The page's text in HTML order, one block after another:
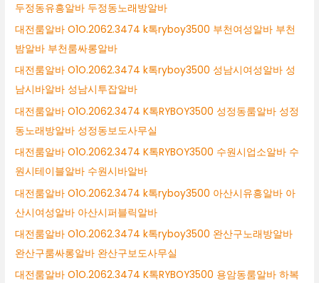
두정동유흥알바 두정동노래방알바
대전룸알바 O1O.2062.3474 k톡ryboy3500 부천여성알바 부천
밤알바 부천룸싸롱알바
대전룸알바 O1O.2062.3474 k톡ryboy3500 성남시여성알바 성
남시바알바 성남시투잡알바
대전룸알바 O1O.2062.3474 K톡RYBOY3500 성정동룸알바 성정
동노래방알바 성정동보도사무실
대전룸알바 O1O.2062.3474 K톡RYBOY3500 수원시업소알바 수
원시테이블알바 수원시바알바
대전룸알바 O1O.2062.3474 k톡ryboy3500 아산시유흥알바 아
산시여성알바 아산시퍼블릭알바
대전룸알바 O1O.2062.3474 k톡ryboy3500 완산구노래방알바
완산구룸싸롱알바 완산구보도사무실
대전룸알바 O1O.2062.3474 K톡RYBOY3500 용암동룸알바 하복